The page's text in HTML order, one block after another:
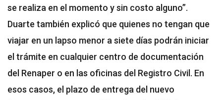
se realiza en el momento y sin costo alguno”.
Duarte también explicó que quienes no tengan que
viajar en un lapso menor a siete días podrán iniciar
el trámite en cualquier centro de documentación
del Renaper o en las oficinas del Registro Civil. En
esos casos, el plazo de entrega del nuevo